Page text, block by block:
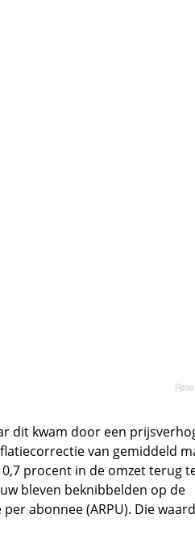
dit kwam door een
van gemiddeld
procent in de omzet terug
bleven beknibbelden op de
abonnee (ARPU). Die